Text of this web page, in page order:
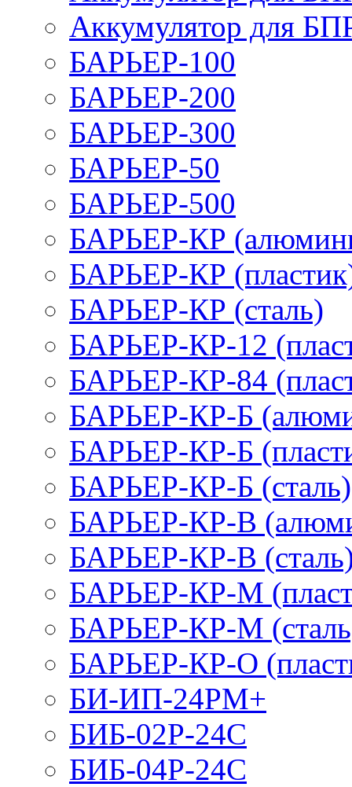
Аккумулятор для
БАРЬЕР-100
БАРЬЕР-200
БАРЬЕР-300
БАРЬЕР-50
БАРЬЕР-500
БАРЬЕР-КР
БАРЬЕР-КР
БАРЬЕР-КР (сталь)
БАРЬЕР-КР-12
БАРЬЕР-КР-84
БАРЬЕР-КР-Б
БАРЬЕР-КР-Б
БАРЬЕР-КР-Б (сталь)
БАРЬЕР-КР-В
БАРЬЕР-КР-В
БАРЬЕР-КР-М
БАРЬЕР-КР-М
БАРЬЕР-КР-О
БИ-ИП-24РМ+
БИБ-02Р-24С
БИБ-04Р-24С